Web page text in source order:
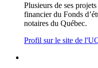
Plusieurs de ses
financier du Fonds
notaires du Québec.
Profil sur le site de